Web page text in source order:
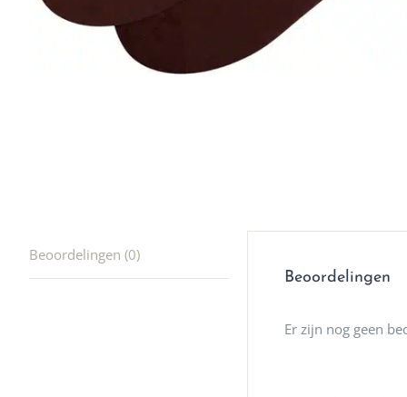
ook
Beoordelingen (0)
Beoordelingen
Er zijn nog geen